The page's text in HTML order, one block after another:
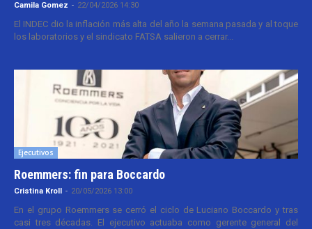
Camila Gomez - 22/04/2026 14:30
El INDEC dio la inflación más alta del año la semana pasada y al toque
los laboratorios y el sindicato FATSA salieron a cerrar...
Ejecutivos
Roemmers: fin para Boccardo
Cristina Kroll - 20/05/2026 13:00
En el grupo Roemmers se cerró el ciclo de Luciano Boccardo y tras
casi tres décadas. El ejecutivo actuaba como gerente general del